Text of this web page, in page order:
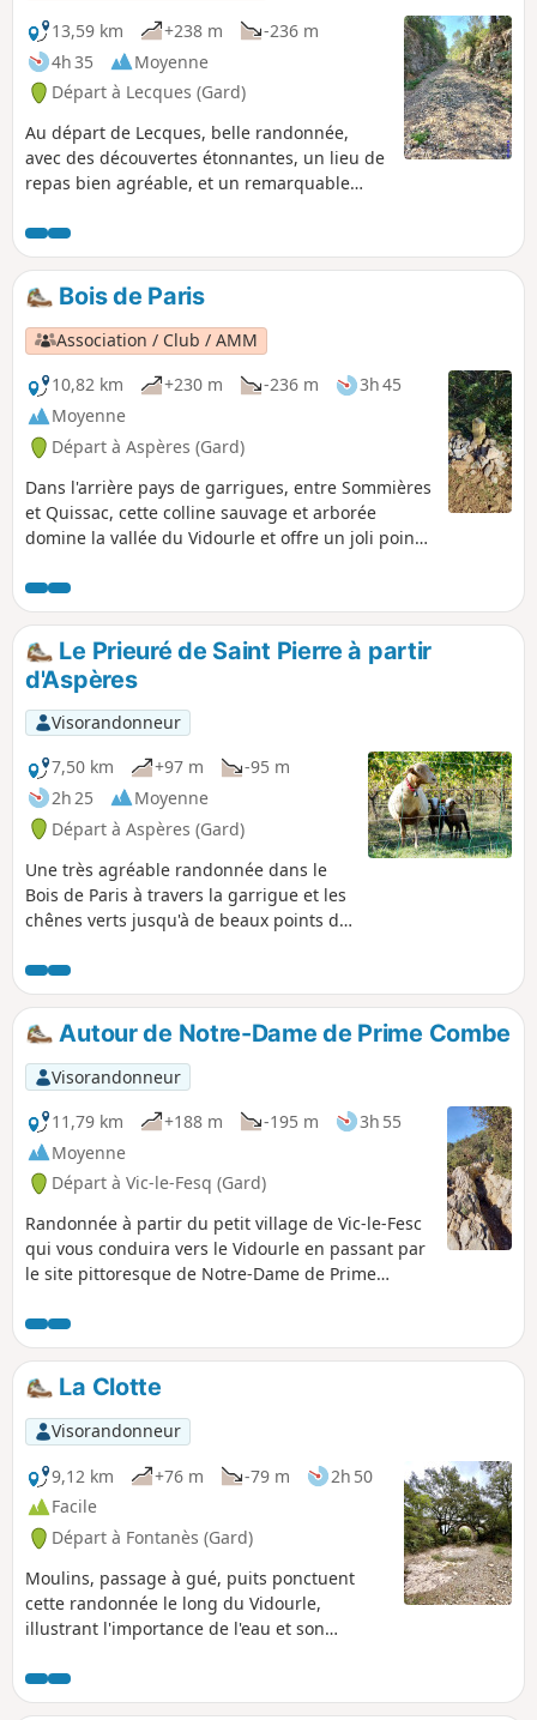
13,59 km
+238 m
-236 m
4h 35
Moyenne
Départ à Lecques (Gard)
Au départ de Lecques, belle randonnée,
avec des découvertes étonnantes, un lieu de
repas bien agréable, et un remarquable
Bois de Paris
Association / Club / AMM
10,82 km
+230 m -236 m
3h 45
Moyenne
Départ à Aspères (Gard)
Dans l'arrière pays de garrigues, entre Sommières
et Quissac, cette colline sauvage et arborée
domine la vallée du Vidourle et offre un joli point
Le Prieuré de Saint Pierre à partir
d'Aspères
Visorandonneur
7,50 km
+97 m
-95 m
2h 25
Moyenne
Départ à Aspères (Gard)
Une très agréable randonnée dans le
Bois de Paris à travers la garrigue et les
chênes verts jusqu'à de beaux points de
Autour de Notre-Dame de Prime Combe
Visorandonneur
11,79 km
+188 m -195 m
3h 55
Moyenne
Départ à Vic-le-Fesq (Gard)
Randonnée à partir du petit village de Vic-le-Fesc
qui vous conduira vers le Vidourle en passant par
le site pittoresque de Notre-Dame de Prime
croix et sa chapelle ouverte.
La Clotte
Visorandonneur
9,12 km
+76 m -79 m
2h 50
Facile
Départ à Fontanès (Gard)
Moulins, passage à gué, puits ponctuent
cette randonnée le long du Vidourle,
illustrant l'importance de l'eau et son